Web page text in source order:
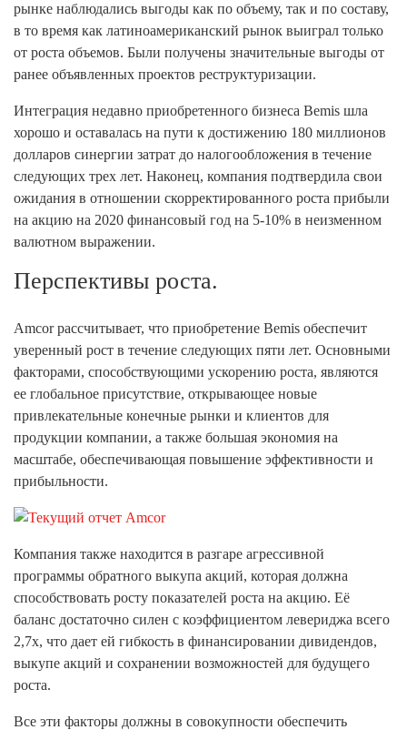
рынке наблюдались выгоды как по объему, так и по составу,
в то время как латиноамериканский рынок выиграл только
от роста объемов. Были получены значительные выгоды от
ранее объявленных проектов реструктуризации.
Интеграция недавно приобретенного бизнеса Bemis шла
хорошо и оставалась на пути к достижению 180 миллионов
долларов синергии затрат до налогообложения в течение
следующих трех лет. Наконец, компания подтвердила свои
ожидания в отношении скорректированного роста прибыли
на акцию на 2020 финансовый год на 5-10% в неизменном
валютном выражении.
Перспективы роста.
Amcor рассчитывает, что приобретение Bemis обеспечит
уверенный рост в течение следующих пяти лет. Основными
факторами, способствующими ускорению роста, являются
ее глобальное присутствие, открывающее новые
привлекательные конечные рынки и клиентов для
продукции компании, а также большая экономия на
масштабе, обеспечивающая повышение эффективности и
прибыльности.
Компания также находится в разгаре агрессивной
программы обратного выкупа акций, которая должна
способствовать росту показателей роста на акцию. Её
баланс достаточно силен с коэффициентом левериджа всего
2,7x, что дает ей гибкость в финансировании дивидендов,
выкупе акций и сохранении возможностей для будущего
роста.
Все эти факторы должны в совокупности обеспечить